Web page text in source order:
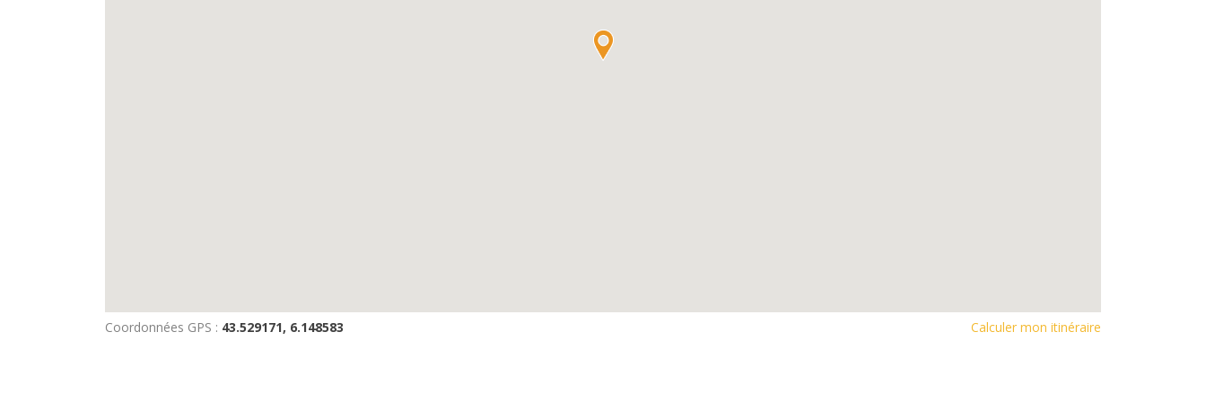
Coordonnées GPS : 43.529171, 6.148583 Calculer mon itinéraire